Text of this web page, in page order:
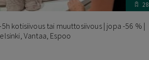
28
5h kotisiivous tai muuttosiivous | jopa -56 % |
Vantaa, Espoo